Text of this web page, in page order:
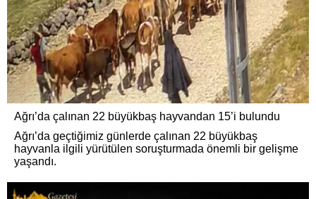
Ağrı’da çalınan 22 büyükbaş hayvandan 15’i bulundu
Ağrı’da geçtiğimiz günlerde çalınan 22 büyükbaş
hayvanla ilgili yürütülen soruşturmada önemli bir gelişme
yaşandı.